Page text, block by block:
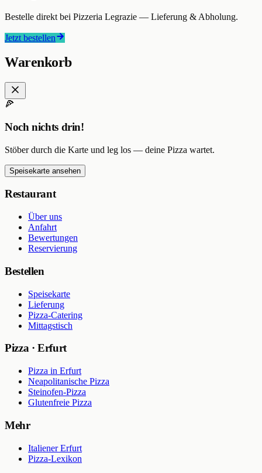
Bestelle direkt bei Pizzeria Legrazie — Lieferung & Abholung.
Jetzt bestellen
Warenkorb
🍕
Noch nichts drin!
Stöber durch die Karte und leg los — deine Pizza wartet.
Speisekarte ansehen
Restaurant
Über uns
Anfahrt
Bewertungen
Reservierung
Bestellen
Speisekarte
Lieferung
Pizza-Catering
Mittagstisch
Pizza · Erfurt
Pizza in Erfurt
Neapolitanische Pizza
Steinofen-Pizza
Glutenfreie Pizza
Mehr
Italiener Erfurt
Pizza-Lexikon